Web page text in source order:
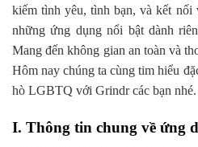
kiếm tình yêu, tình bạn, và kết
những ứng dụng nổi bật dành
Mang đến không gian an toàn và
Hôm nay chúng ta cùng tim hiểu
hò LGBTQ với Grindr các bạn nhé.
I. Thông tin chung về ứng